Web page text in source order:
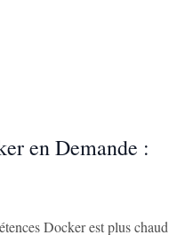
en Demande :
Docker est plus chaud